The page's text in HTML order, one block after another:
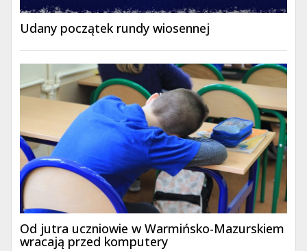
Udany początek rundy wiosennej
Od jutra uczniowie w Warmińsko-Mazurskiem
wracają przed komputery